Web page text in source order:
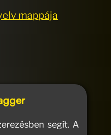
mappája
segít. A